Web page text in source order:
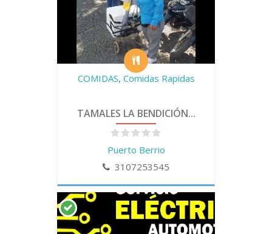
COMIDAS, Comidas Rapidas
TAMALES LA BENDICIÓN...
Puerto Berrio
3107253545